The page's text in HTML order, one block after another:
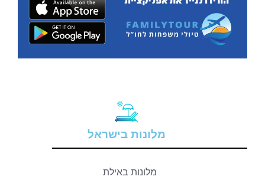
מלונות בישראל
מלונות באילת